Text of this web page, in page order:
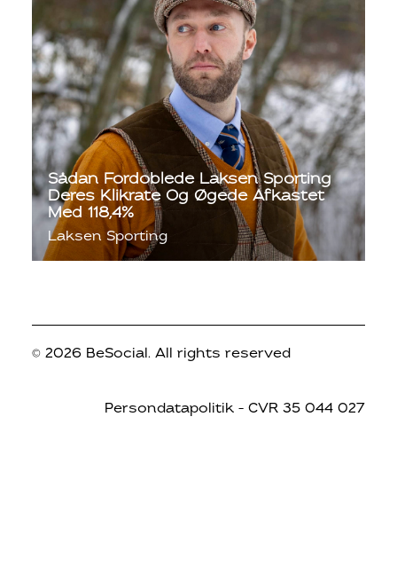
Sådan Fordoblede Laksen Sporting
Deres Klikrate Og Øgede Afkastet
Med 118,4%
Laksen Sporting
© 2026 BeSocial. All rights reserved
Persondatapolitik – CVR 35 044 027